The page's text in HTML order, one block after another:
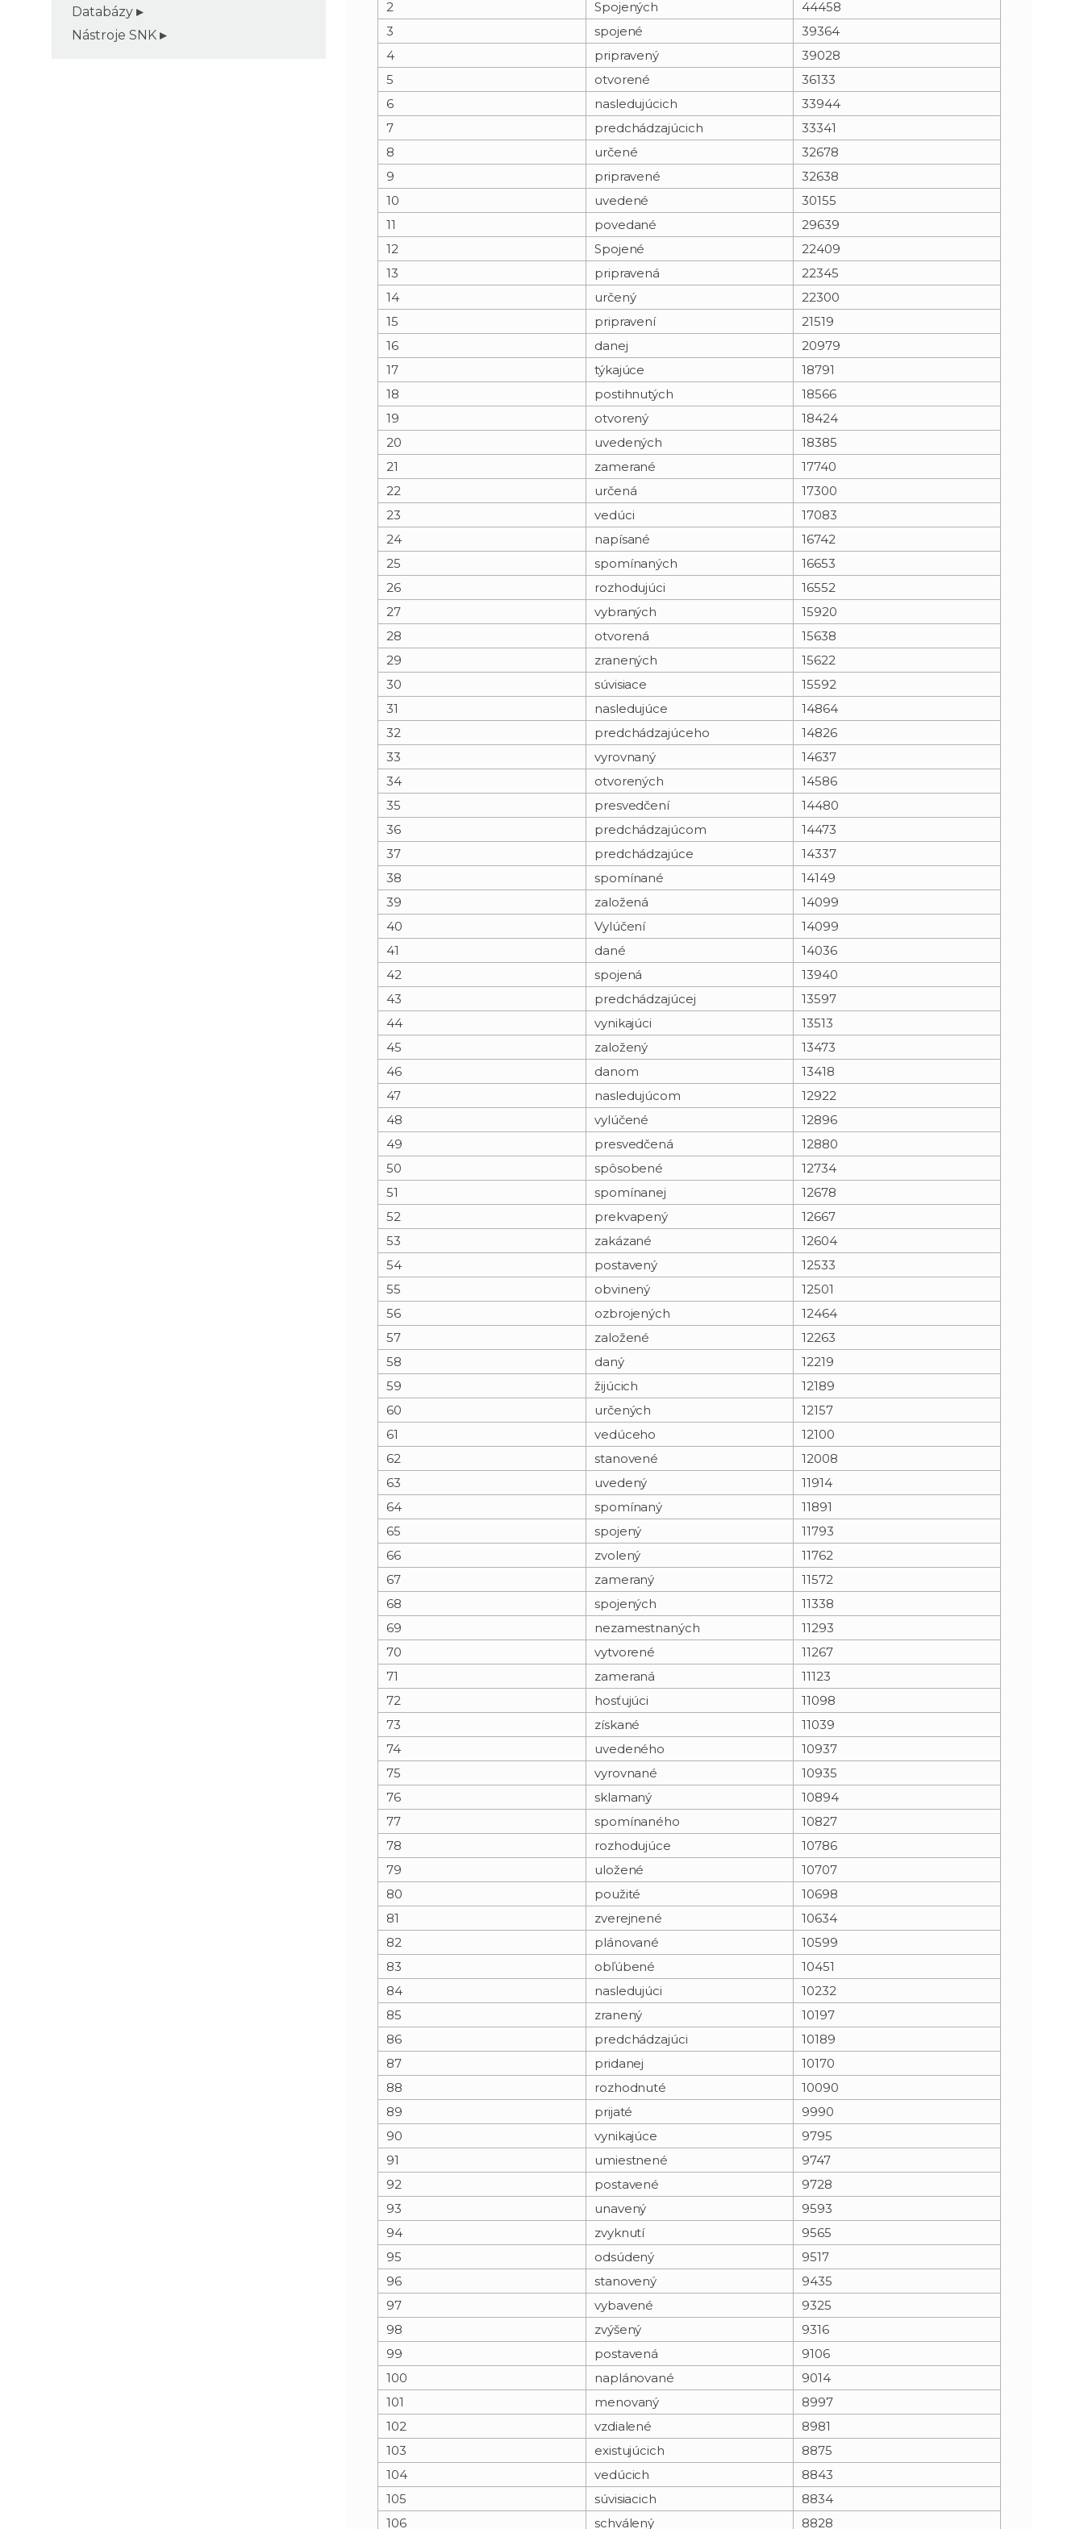
e
t
Databázy
Nástroje SNK
2
Spojených
44458
3
spojené
39364
4
pripravený
39028
5
otvorené
36133
6
nasledujúcich
33944
7
predchádzajúcich
33341
8
určené
32678
9
pripravené
32638
10
uvedené
30155
11
povedané
29639
12
Spojené
22409
13
pripravená
22345
14
určený
22300
15
pripravení
21519
16
danej
20979
17
týkajúce
18791
18
postihnutých
18566
19
otvorený
18424
20
uvedených
18385
21
zamerané
17740
22
určená
17300
23
vedúci
17083
24
napísané
16742
25
spomínaných
16653
26
rozhodujúci
16552
27
vybraných
15920
28
otvorená
15638
29
zranených
15622
30
súvisiace
15592
31
nasledujúce
14864
32
predchádzajúceho
14826
33
vyrovnaný
14637
34
otvorených
14586
35
presvedčení
14480
36
predchádzajúcom
14473
37
predchádzajúce
14337
38
spomínané
14149
39
založená
14099
40
Vylúčení
14099
41
dané
14036
42
spojená
13940
43
predchádzajúcej
13597
44
vynikajúci
13513
45
založený
13473
46
danom
13418
47
nasledujúcom
12922
48
vylúčené
12896
49
presvedčená
12880
50
spôsobené
12734
51
spomínanej
12678
52
prekvapený
12667
53
zakázané
12604
54
postavený
12533
55
obvinený
12501
56
ozbrojených
12464
57
založené
12263
58
daný
12219
59
žijúcich
12189
60
určených
12157
61
vedúceho
12100
62
stanovené
12008
63
uvedený
11914
64
spomínaný
11891
65
spojený
11793
66
zvolený
11762
67
zameraný
11572
68
spojených
11338
69
nezamestnaných
11293
70
vytvorené
11267
71
zameraná
11123
72
hosťujúci
11098
73
získané
11039
74
uvedeného
10937
75
vyrovnané
10935
76
sklamaný
10894
77
spomínaného
10827
78
rozhodujúce
10786
79
uložené
10707
80
použité
10698
81
zverejnené
10634
82
plánované
10599
83
obľúbené
10451
84
nasledujúci
10232
85
zranený
10197
86
predchádzajúci
10189
87
pridanej
10170
88
rozhodnuté
10090
89
prijaté
9990
90
vynikajúce
9795
91
umiestnené
9747
92
postavené
9728
93
unavený
9593
94
zvyknutí
9565
95
odsúdený
9517
96
stanovený
9435
97
vybavené
9325
98
zvýšený
9316
99
postavená
9106
100
naplánované
9014
101
menovaný
8997
102
vzdialené
8981
103
existujúcich
8875
104
vedúcich
8843
105
súvisiacich
8834
106
schválený 8828